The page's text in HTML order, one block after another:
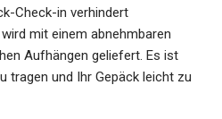
Check-in verhindert
mit einem abnehmbaren
Aufhängen geliefert. Es ist
tragen und Ihr Gepäck leicht zu